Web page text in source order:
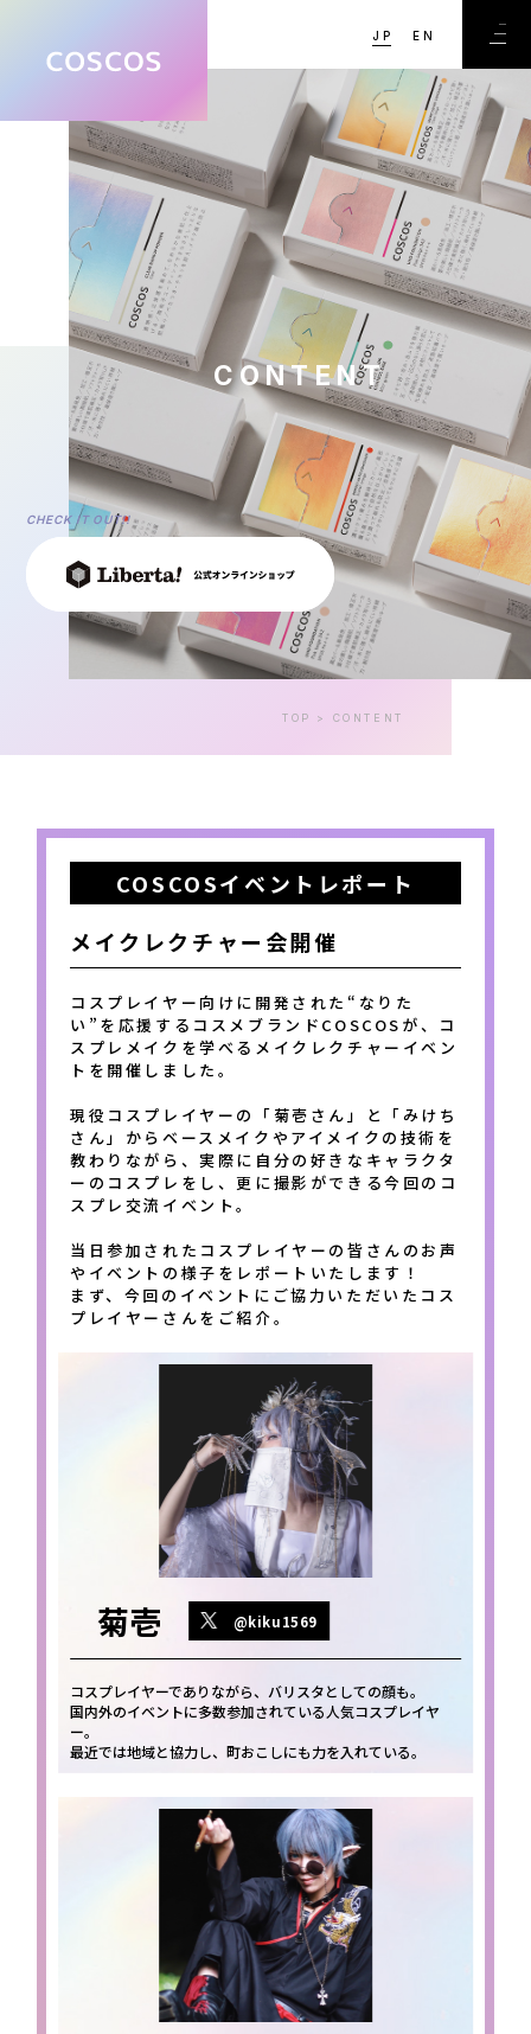
JP EN
CHECK IT OUT!!
TOP > CONTENT
CONTENT
COSCOSイベントレポート
メイクレクチャー会開催
コスプレイヤー向けに開発された“なりた
い”を応援するコスメブランドCOSCOSが、コ
スプレメイクを学べるメイクレクチャーイベン
トを開催しました。
現役コスプレイヤーの「菊壱さん」と「みけち
さん」からベースメイクやアイメイクの技術を
教わりながら、実際に自分の好きなキャラクタ
ーのコスプレをし、更に撮影ができる今回のコ
スプレ交流イベント。
当日参加されたコスプレイヤーの皆さんのお声
やイベントの様子をレポートいたします！
まず、今回のイベントにご協力いただいたコス
プレイヤーさんをご紹介。
菊壱 @kiku1569
コスプレイヤーでありながら、バリスタとしての顔も。
国内外のイベントに多数参加されている人気コスプレイヤ
ー。
最近では地域と協力し、町おこしにも力を入れている。